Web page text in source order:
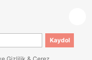
Kaydol